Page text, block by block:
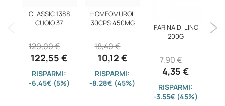
CLASSIC 1388
CUOIO 37
122,55 €
129,00 €
RISPARMI:
-6.45€ (5%)
HOMEOMUROL
30CPS 450MG
10,12 €
18,40 €
RISPARMI:
-8.28€ (45%)
FARINA DI LINO
200G
4,35 €
7,90 €
RISPARMI:
-3.55€ (45%)